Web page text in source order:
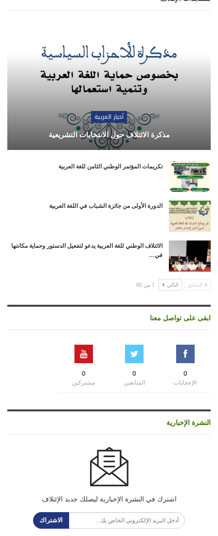
أخبار العربية
مذكرة الائتلاف حول الانتخابات التشريعية
تكريمات المؤتمر الوطني الثامن للغة العربية
الدورة الأولى من جائزة الشباب في اللغة العربية
الائتلاف الوطني للغة العربية يدعو لتفعيل الدستور وحماية مكانتها
في…
السابق التالي 1 من 80
ابقى على تواصل معنا
0
الإعجابات
0
المتابعين
0
مشتركين
النشرة الإخبارية
اشترك في النشرة الإخبارية ليصلك جديد الإئتلاف
الاشتراك